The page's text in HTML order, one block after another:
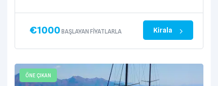
€1000 BAŞLAYAN FIYATLARLA Kirala
ÖNE ÇIKAN